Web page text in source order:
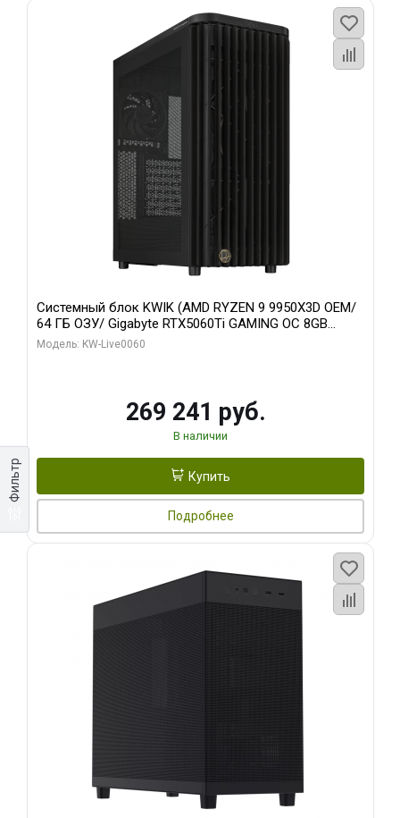
Фильтр
Системный блок KWIK (AMD RYZEN 9 9950X3D OEM/
64 ГБ ОЗУ/ Gigabyte RTX5060Ti GAMING OC 8GB
GDDR7 128bit 3xDP H/ 1 ТБ SSD)
Модель: KW-Live0060
269 241 руб.
В наличии
Купить
Подробнее